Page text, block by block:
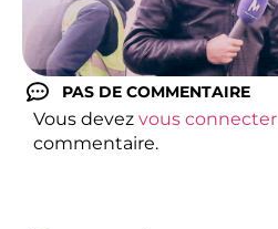
PAS DE COMMENTAIRE
Vous devez vous connecter
commentaire.